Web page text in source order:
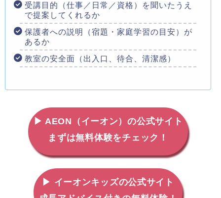
受講目的（仕事／日常／資格）を聞いたうえ
で提案してくれるか
保護者への説明（宿題・家庭学習の目安）が
あるか
教室の安全面（出入口、待合、清潔感）
▶ AEON（イーオン）の公式サイト
まずは無料体験をチェック！
▶ イーオンキッズの公式サイト